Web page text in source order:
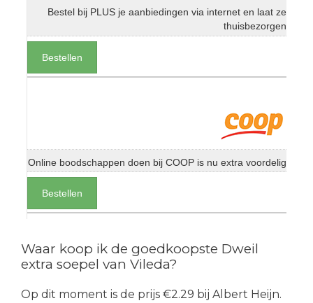
Bestel bij PLUS je aanbiedingen via internet en laat ze
thuisbezorgen
Bestellen
Online boodschappen doen bij COOP is nu extra voordelig
Bestellen
Waar koop ik de goedkoopste Dweil
extra soepel van Vileda?
Op dit moment is de prijs €2.29 bij Albert Heijn.